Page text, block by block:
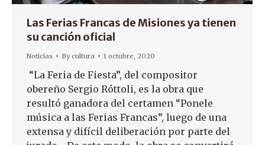
Las Ferias Francas de Misiones ya tienen
su canción oficial
Noticias Bycultura 1 octubre, 2020
“La Feria de Fiesta”, del compositor
obereño Sergio Róttoli, es la obra que
resultó ganadora del certamen “Ponele
música a las Ferias Francas”, luego de una
extensa y difícil deliberación por parte del